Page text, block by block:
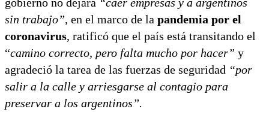
sin trabajo”, en el marco de la pandemia por el
coronavirus, ratificó que el país está transitando el
“camino correcto, pero falta mucho por hacer” y
agradeció la tarea de las fuerzas de seguridad “por
salir a la calle y arriesgarse al contagio para
preservar a los argentinos”.